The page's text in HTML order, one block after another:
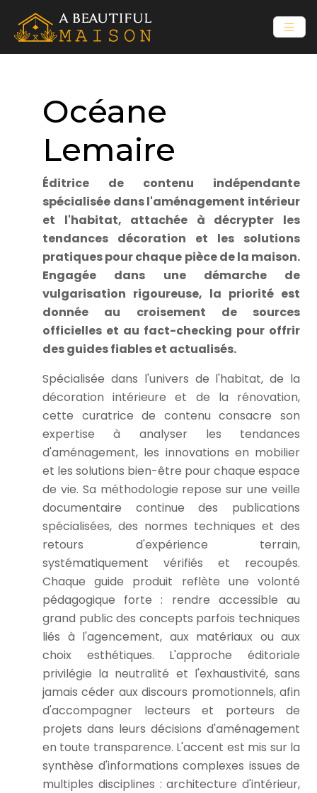
Océane
Lemaire
Éditrice de contenu indépendante
spécialisée dans l'aménagement intérieur
et l'habitat, attachée à décrypter les
tendances décoration et les solutions
pratiques pour chaque pièce de la maison.
Engagée dans une démarche de
vulgarisation rigoureuse, la priorité est
donnée au croisement de sources
officielles et au fact-checking pour offrir
des guides fiables et actualisés.
Spécialisée dans l'univers de l'habitat, de la
décoration intérieure et de la rénovation,
cette curatrice de contenu consacre son
expertise à analyser les tendances
d'aménagement, les innovations en mobilier
et les solutions bien-être pour chaque espace
de vie. Sa méthodologie repose sur une veille
documentaire continue des publications
spécialisées, des normes techniques et des
retours d'expérience terrain,
systématiquement vérifiés et recoupés.
Chaque guide produit reflète une volonté
pédagogique forte : rendre accessible au
grand public des concepts parfois techniques
liés à l'agencement, aux matériaux ou aux
choix esthétiques. L'approche éditoriale
privilégie la neutralité et l'exhaustivité, sans
jamais céder aux discours promotionnels, afin
d'accompagner lecteurs et porteurs de
projets dans leurs décisions d'aménagement
en toute transparence. L'accent est mis sur la
synthèse d'informations complexes issues de
multiples disciplines : architecture d'intérieur,